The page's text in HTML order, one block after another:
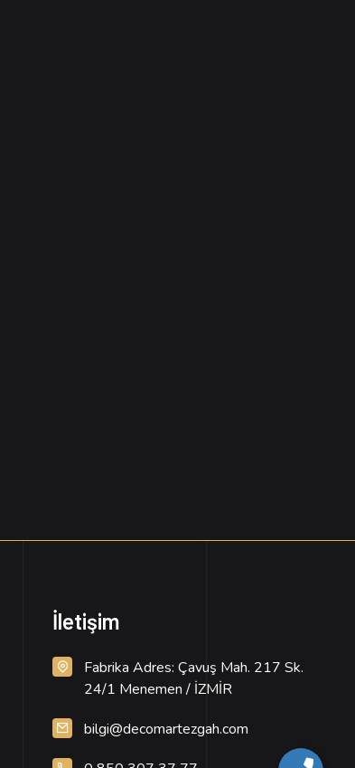
İletişim
Fabrika Adres: Çavuş Mah. 217 Sk.
24/1 Menemen / İZMİR
bilgi@decomartezgah.com